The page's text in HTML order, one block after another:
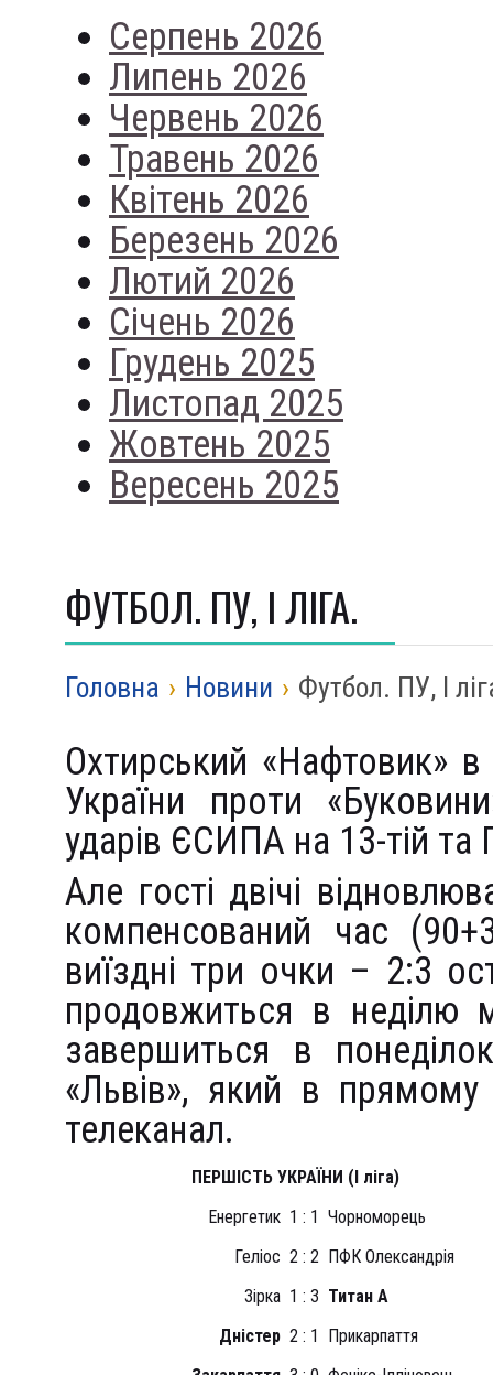
Серпень 2026
Липень 2026
Червень 2026
Травень 2026
Квітень 2026
Березень 2026
Лютий 2026
Січень 2026
Грудень 2025
Листопад 2025
Жовтень 2025
Вересень 2025
ФУТБОЛ. ПУ, І ЛІГА.
Головна › Новини › Футбол. ПУ, І
Охтирський «Нафтовик»
України проти
ударів ЄСИПА на 13-тій
Але гості двічі
компенсований час
виїздні три очки – 2:3
продовжиться в неділю
завершиться в
«Львів», який в
телеканал.
ПЕРШІСТЬ УКРАЇНИ (І ліга)
Енергетик 1 : 1 Чорноморець
Геліос 2 : 2 ПФК Олександрія
Зірка 1 : 3 Титан А
Дністер 2 : 1 Прикарпаття